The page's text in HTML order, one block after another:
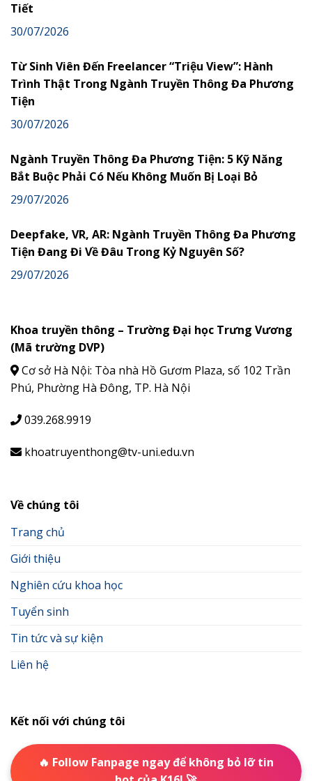
Tiết
30/07/2026
Từ Sinh Viên Đến Freelancer “Triệu View”: Hành
Trình Thật Trong Ngành Truyền Thông Đa Phương
Tiện
30/07/2026
Ngành Truyền Thông Đa Phương Tiện: 5 Kỹ Năng
Bắt Buộc Phải Có Nếu Không Muốn Bị Loại Bỏ
29/07/2026
Deepfake, VR, AR: Ngành Truyền Thông Đa Phương
Tiện Đang Đi Về Đâu Trong Kỷ Nguyên Số?
29/07/2026
Khoa truyền thông – Trường Đại học Trưng Vương
(Mã trường DVP)
Cơ sở Hà Nội: Tòa nhà Hồ Gươm Plaza, số 102 Trần
Phú, Phường Hà Đông, TP. Hà Nội
039.268.9919
khoatruyenthong@tv-uni.edu.vn
Về chúng tôi
Trang chủ
Giới thiệu
Nghiên cứu khoa học
Tuyển sinh
Tin tức và sự kiện
Liên hệ
Kết nối với chúng tôi
🔥 Follow Fanpage ngay để không bỏ lỡ tin